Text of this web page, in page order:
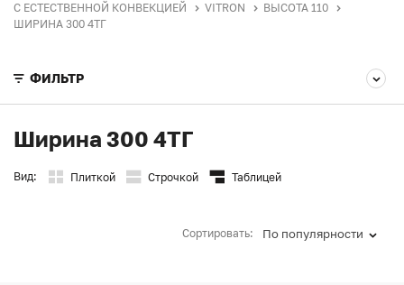
С ЕСТЕСТВЕННОЙ КОНВЕКЦИЕЙ
VITRON
ВЫСОТА 110
ШИРИНА 300 4ТГ
ФИЛЬТР
Ширина 300 4ТГ
Вид: Плиткой Строчкой Таблицей
Сортировать: По популярности